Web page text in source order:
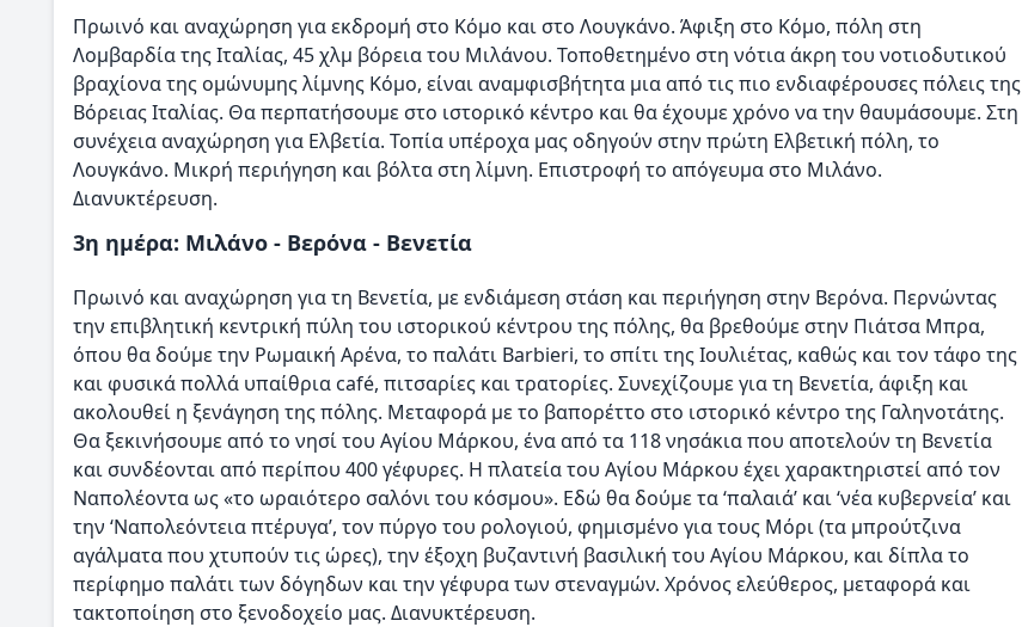
Πρωινό και αναχώρηση για εκδρομή στο Κόμο και στο Λουγκάνο. Άφιξη στο Κόμο, πόλη στη
Λομβαρδία της Ιταλίας, 45 χλμ βόρεια του Μιλάνου. Τοποθετημένο στη νότια άκρη του νοτιοδυτικού
βραχίονα της ομώνυμης λίμνης Κόμο, είναι αναμφισβήτητα μια από τις πιο ενδιαφέρουσες πόλεις της
Βόρειας Ιταλίας. Θα περπατήσουμε στο ιστορικό κέντρο και θα έχουμε χρόνο να την θαυμάσουμε. Στη
συνέχεια αναχώρηση για Ελβετία. Τοπία υπέροχα μας οδηγούν στην πρώτη Ελβετική πόλη, το
Λουγκάνο. Μικρή περιήγηση και βόλτα στη λίμνη. Επιστροφή το απόγευμα στο Μιλάνο.
Διανυκτέρευση.
3η ημέρα: Μιλάνο - Βερόνα - Βενετία
Πρωινό και αναχώρηση για τη Βενετία, με ενδιάμεση στάση και περιήγηση στην Βερόνα. Περνώντας
την επιβλητική κεντρική πύλη του ιστορικού κέντρου της πόλης, θα βρεθούμε στην Πιάτσα Μπρα,
όπου θα δούμε την Ρωμαική Αρένα, το παλάτι Barbieri, το σπίτι της Ιουλιέτας, καθώς και τον τάφο της
και φυσικά πολλά υπαίθρια café, πιτσαρίες και τρατορίες. Συνεχίζουμε για τη Βενετία, άφιξη και
ακολουθεί η ξενάγηση της πόλης. Μεταφορά με το βαπορέττο στο ιστορικό κέντρο της Γαληνοτάτης.
Θα ξεκινήσουμε από το νησί του Αγίου Μάρκου, ένα από τα 118 νησάκια που αποτελούν τη Βενετία
και συνδέονται από περίπου 400 γέφυρες. Η πλατεία του Αγίου Μάρκου έχει χαρακτηριστεί από τον
Ναπολέοντα ως «το ωραιότερο σαλόνι του κόσμου». Εδώ θα δούμε τα ‘παλαιά’ και ‘νέα κυβερνεία’ και
την ‘Ναπολεόντεια πτέρυγα’, τον πύργο του ρολογιού, φημισμένο για τους Μόρι (τα μπρούτζινα
αγάλματα που χτυπούν τις ώρες), την έξοχη βυζαντινή βασιλική του Αγίου Μάρκου, και δίπλα το
περίφημο παλάτι των δόγηδων και την γέφυρα των στεναγμών. Χρόνος ελεύθερος, μεταφορά και
τακτοποίηση στο ξενοδοχείο μας. Διανυκτέρευση.